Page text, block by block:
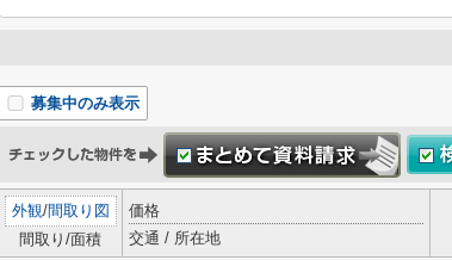
募集中のみ表示
外観/間取り図
間取り/面積
価格
交通 / 所在地